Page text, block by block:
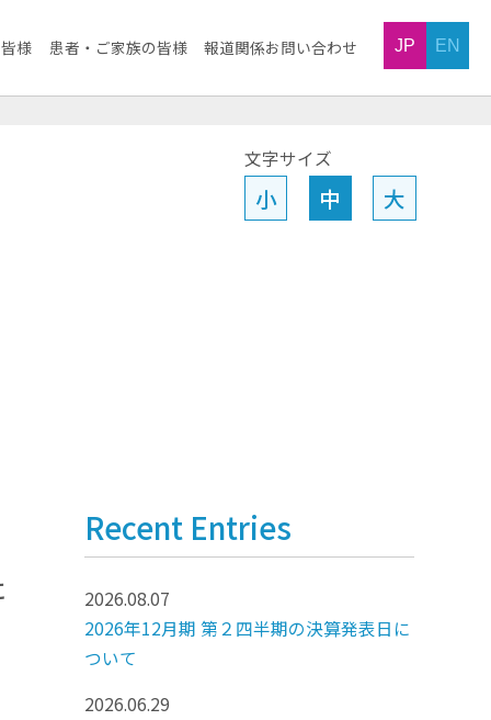
様 患者・ご家族の皆様 報道関係お問い合わせ JP EN
文字サイズ
小 中 大
Recent Entries
2026.08.07
2026年12月期 第２四半期の決算発表日に
ついて
2026.06.29